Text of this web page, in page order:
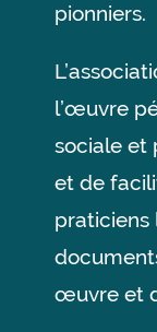
pionniers.
l’œuvre
sociale et
et de
praticiens
œuvre et